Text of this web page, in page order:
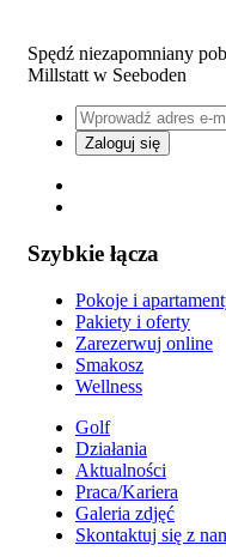
Spędź niezapomniany
Millstatt w Seeboden
Szybkie łącza
Pokoje i
Pakiety i oferty
Zarezerwuj online
Smakosz
Wellness
Golf
Działania
Aktualności
Praca/Kariera
Galeria zdjęć
Skontaktuj się z